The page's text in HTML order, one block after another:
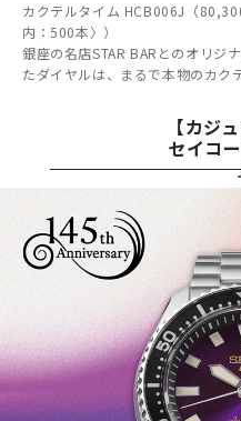
カクテルタイム HCB006J（
内：500本〉）
銀座の名店STAR BARとのオリジ
たダイヤルは、まるで本物のカク
【カジ
セイコ